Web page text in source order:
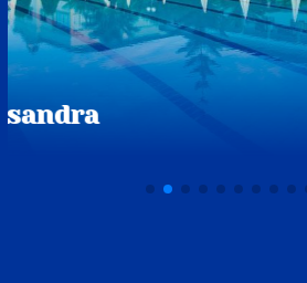
Atos